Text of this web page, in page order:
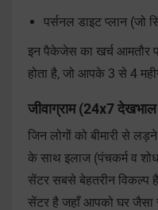
पर्सनल डाइट प्लान (जो
इन पैकेजेस का खर्च आमतौर
होता है, जो आपके 3 से 4
जीवाग्राम (24x7
जिन लोगों को बीमारी से
के साथ इलाज (पंचकर्म व
सेंटर सबसे बेहतरीन विकल्प
सेंटर है जहाँ आपको घर